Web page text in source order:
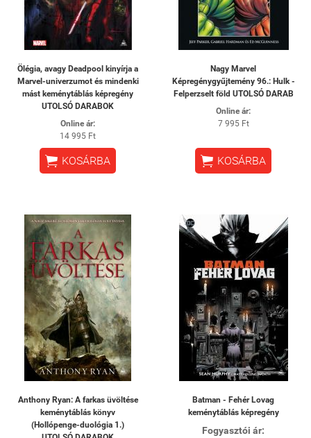
Ölégia, avagy Deadpool kinyírja a
Marvel-univerzumot és mindenki
mást keménytáblás képregény
UTOLSÓ DARABOK
Online ár:
14 995 Ft
 KOSÁRBA
Nagy Marvel
Képregénygyűjtemény 96.: Hulk -
Felperzselt föld UTOLSÓ DARAB
Online ár:
7 995 Ft
 KOSÁRBA
Anthony Ryan: A farkas üvöltése
keménytáblás könyv
(Hollópenge-duológia 1.)
Batman - Fehér Lovag
keménytáblás képregény
Fogyasztói ár: